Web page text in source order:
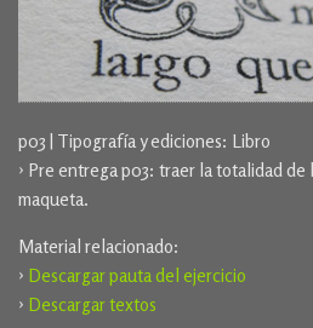
p03 | Tipografía y ediciones: Libro
› Pre entrega p03: traer la totalidad de
maqueta.
Material relacionado:
› Descargar pauta del ejercicio
› Descargar textos